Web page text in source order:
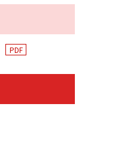
PDF